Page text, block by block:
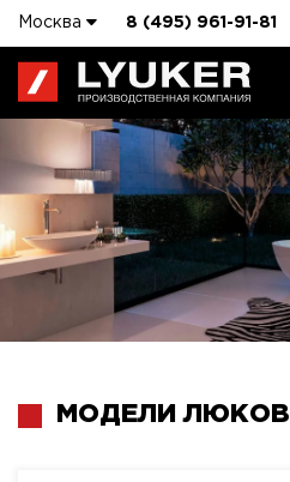
Москва 8 (495) 961-91-81
МОДЕЛИ ЛЮКОВ